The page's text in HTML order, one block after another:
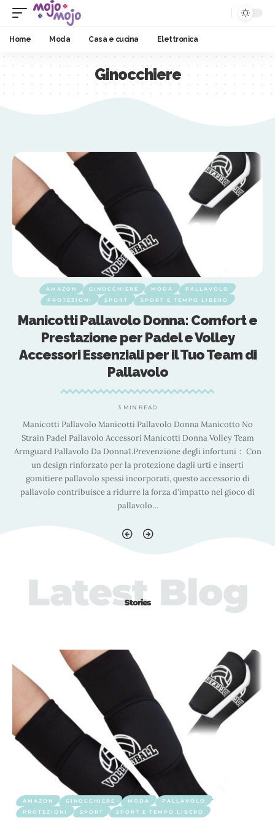
Home Moda Casa e cucina Elettronica
Ginocchiere
AMAZON GINOCCHIERE MODA
PALLAVOLO
PROTEZIONI
SPORT SPORT E TEMPO LIBERO
Manicotti Pallavolo Donna: Comfort e
Prestazione per Padel e Volley
Accessori Essenziali per il Tuo Team di
Pallavolo
3 MIN READ
Manicotti Pallavolo Manicotti Pallavolo Donna Manicotto No
Strain Padel Pallavolo Accessori Manicotti Donna Volley Team
Armguard Pallavolo Da Donna1.Prevenzione degli infortuni： Con
un design rinforzato per la protezione dagli urti e inserti
gomitiere pallavolo spessi incorporati, questo accessorio di
pallavolo contribuisce a ridurre la forza d'impatto nel gioco di
pallavolo…
Stories
Latest Blog
AMAZON GINOCCHIERE MODA
PALLAVOLO
PROTEZIONI
SPORT SPORT E TEMPO LIBERO